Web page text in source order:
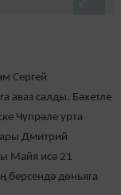
Сергей
аваз салды. Бәхетле
Чүпрәле урта
Дмитрий
Майя исә 21
берсендә дөньяга